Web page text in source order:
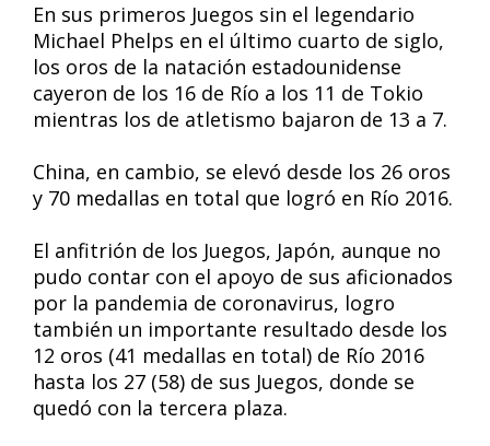
En sus primeros Juegos sin el legendario
Michael Phelps en el último cuarto de siglo,
los oros de la natación estadounidense
cayeron de los 16 de Río a los 11 de Tokio
mientras los de atletismo bajaron de 13 a 7.
China, en cambio, se elevó desde los 26 oros
y 70 medallas en total que logró en Río 2016.
El anfitrión de los Juegos, Japón, aunque no
pudo contar con el apoyo de sus aficionados
por la pandemia de coronavirus, logro
también un importante resultado desde los
12 oros (41 medallas en total) de Río 2016
hasta los 27 (58) de sus Juegos, donde se
quedó con la tercera plaza.